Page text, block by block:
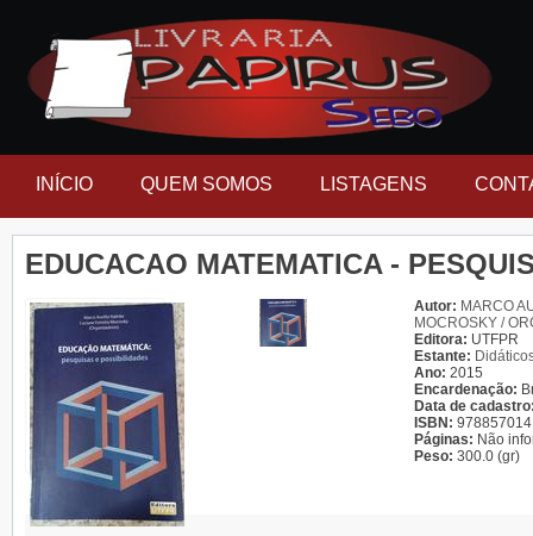
INÍCIO QUEM SOMOS LISTAGENS
EDUCACAO MATEMATICA -
Autor: MARCO
MOCROSKY /
Editora: UTFPR
Estante:
Ano: 2015
Encardenação:
Data de
ISBN:
Páginas: Não
Peso: 300.0 (gr)